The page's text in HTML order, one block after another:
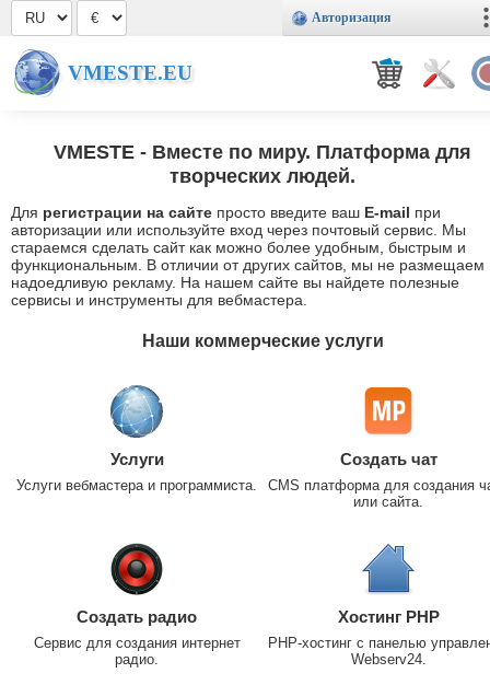
Авторизация
VMESTE.EU
VMESTE - Вместе по миру. Платформа для
творческих людей.
Для регистрации на сайте просто введите ваш E-mail при
авторизации или используйте вход через почтовый сервис. Мы
стараемся сделать сайт как можно более удобным, быстрым и
функциональным. В отличии от других сайтов, мы не размещаем
надоедливую рекламу. На нашем сайте вы найдете полезные
сервисы и инструменты для вебмастера.
Наши коммерческие услуги
Услуги
Услуги вебмастера и программиста.
Создать чат
CMS платформа для создания
или сайта.
Создать радио
Сервис для создания интернет
радио.
Хостинг PHP
PHP-хостинг с панелью
Webserv24.